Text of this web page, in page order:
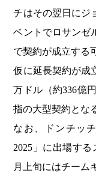
チはその翌日にジ
ベントでロサンゼ
で契約が成立する
仮に延長契約が成
万ドル（約336億
指の大型契約とな
なお、ドンチッ
2025」に出場す
月上旬にはチーム